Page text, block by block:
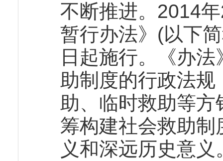
不断推进。2014
暂行办法》(以下
日起施行。《办
助制度的行政法
助、临时救助等
筹构建社会救助
义和深远历史意义